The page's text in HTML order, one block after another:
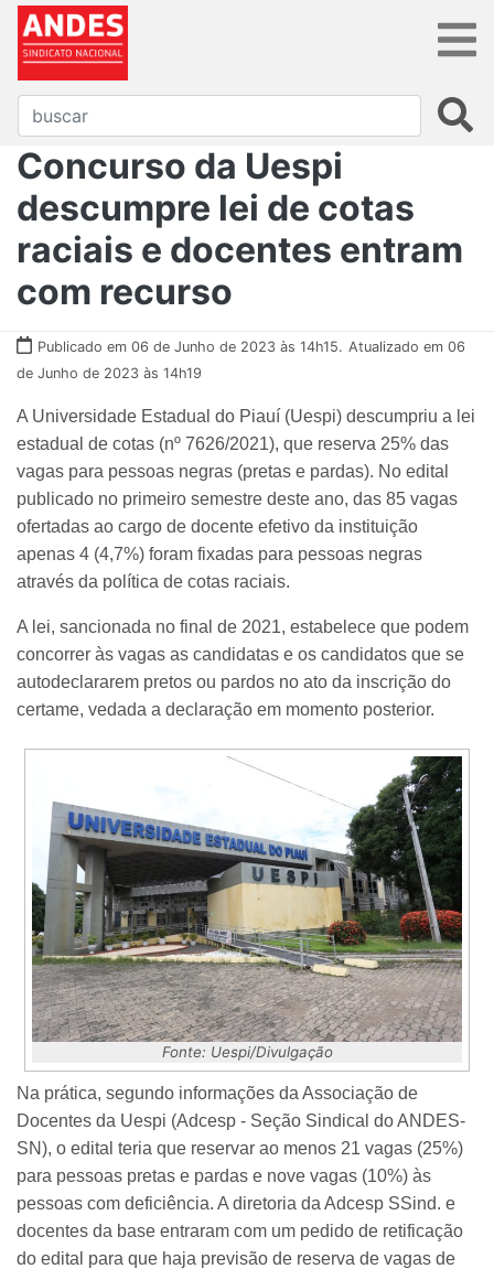
Concurso da Uespi
descumpre lei de cotas
raciais e docentes entram
com recurso
Publicado em 06 de Junho de 2023 às 14h15. Atualizado em 06
de Junho de 2023 às 14h19
A Universidade Estadual do Piauí (Uespi) descumpriu a lei
estadual de cotas (nº 7626/2021), que reserva 25% das
vagas para pessoas negras (pretas e pardas). No edital
publicado no primeiro semestre deste ano, das 85 vagas
ofertadas ao cargo de docente efetivo da instituição
apenas 4 (4,7%) foram fixadas para pessoas negras
através da política de cotas raciais.
A lei, sancionada no final de 2021, estabelece que podem
concorrer às vagas as candidatas e os candidatos que se
autodeclararem pretos ou pardos no ato da inscrição do
certame, vedada a declaração em momento posterior.
Fonte: Uespi/Divulgação
Na prática, segundo informações da Associação de
Docentes da Uespi (Adcesp - Seção Sindical do ANDES-
SN), o edital teria que reservar ao menos 21 vagas (25%)
para pessoas pretas e pardas e nove vagas (10%) às
pessoas com deficiência. A diretoria da Adcesp SSind. e
docentes da base entraram com um pedido de retificação
do edital para que haja previsão de reserva de vagas de